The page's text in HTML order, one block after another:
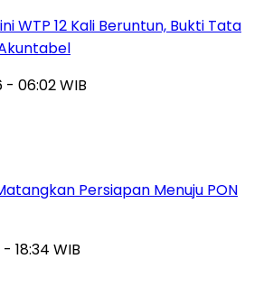
WTP 12 Kali Beruntun, Bukti Tata
- 06:02 WIB
Persiapan Menuju PON
18:34 WIB